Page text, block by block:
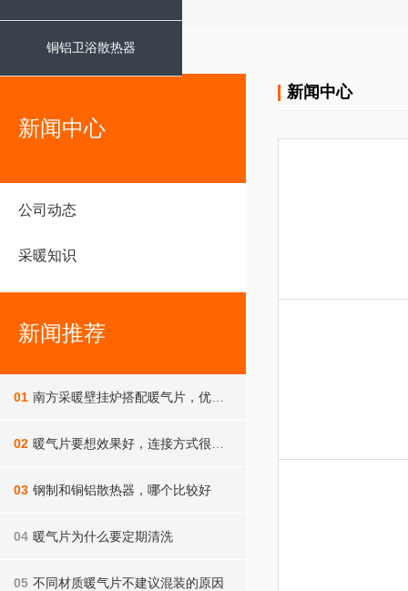
铜铝卫浴散热器
新闻中心
公司动态
采暖知识
新闻推荐
01 南方采暖壁挂炉搭配暖气片，优势不止一点点
02 暖气片要想效果好，连接方式很重要，你家做对了吗
03 钢制和铜铝散热器，哪个比较好
04 暖气片为什么要定期清洗
05 不同材质暖气片不建议混装的原因
新闻中心